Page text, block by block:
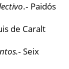
.‐ Paidós
de Caralt
Seix